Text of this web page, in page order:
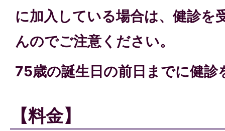
に加入している場合は、健診を
んのでご注意ください。
75歳の誕生日の前日までに健診
【料金】